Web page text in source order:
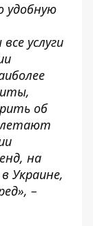
удобную
услуги
об
летают
на
Украине,
–